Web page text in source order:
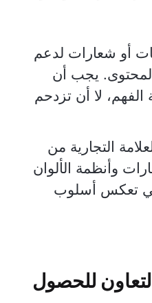
أو شعارات لدعم
يجب أن
الفهم، لا أن تزدحم
التجارية من
وأنظمة الألوان
تعكس أسلوب
للحصول